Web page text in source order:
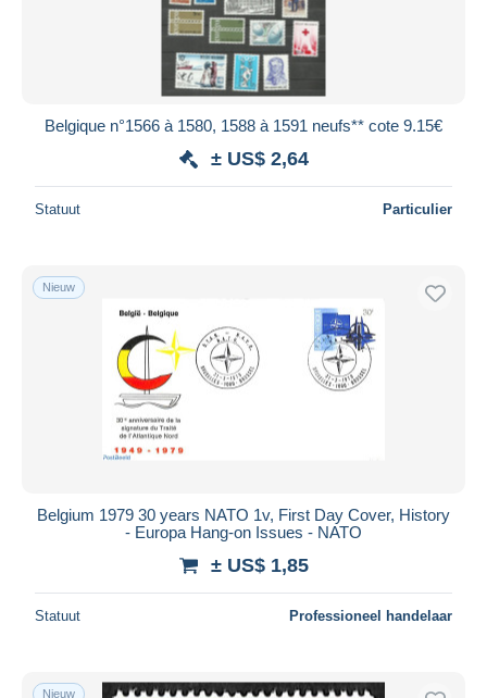
Belgique n°1566 à 1580, 1588 à 1591 neufs** cote 9.15€
± US$ 2,64
Statuut Particulier
Nieuw
Belgium 1979 30 years NATO 1v, First Day Cover, History
- Europa Hang-on Issues - NATO
± US$ 1,85
Statuut Professioneel handelaar
Nieuw